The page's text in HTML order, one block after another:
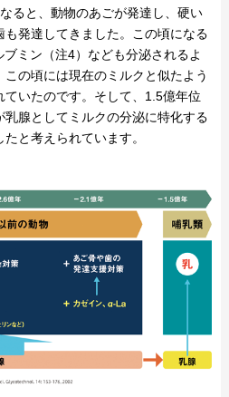
ると、動物のあごが発達し、硬い
発達してきました。この頃になる
ミン（注4）なども分泌されるよ
の頃には現在のミルクと似たよう
いたのです。そして、1.5億年位
腺としてミルクの分泌に特化する
と考えられています。